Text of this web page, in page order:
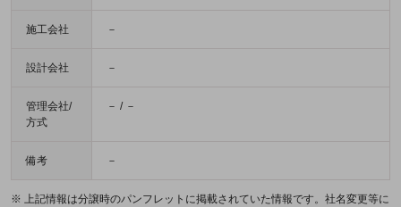
施工会社 －
設計会社 －
管理会社/
方式
－ / －
備考 －
※ 上記情報は分譲時のパンフレットに掲載されていた情報です。社名変更等に